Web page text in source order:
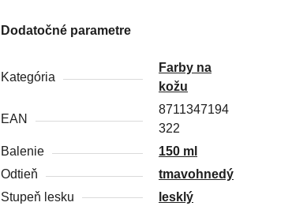
Dodatočné parametre
Kategória
Farby na
kožu
EAN
8711347194
322
Balenie
150 ml
Odtieň
tmavohnedý
Stupeň lesku
lesklý